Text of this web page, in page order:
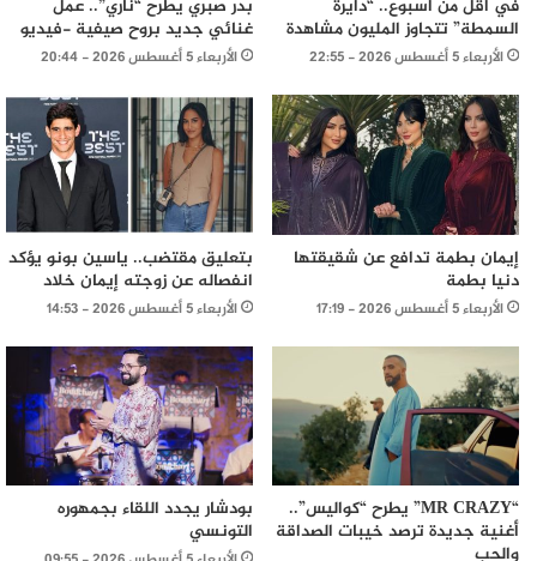
في أقل من أسبوع.. “دايرة
السمطة” تتجاوز المليون مشاهدة
الأربعاء 5 أغسطس 2026 - 22:55
بدر صبري يطرح “ناري”.. عمل
غنائي جديد بروح صيفية -فيديو
الأربعاء 5 أغسطس 2026 - 20:44
إيمان بطمة تدافع عن شقيقتها
دنيا بطمة
الأربعاء 5 أغسطس 2026 - 17:19
بتعليق مقتضب.. ياسين بونو يؤكد
انفصاله عن زوجته إيمان خلاد
الأربعاء 5 أغسطس 2026 - 14:53
“MR CRAZY” يطرح “كواليس”..
أغنية جديدة ترصد خيبات الصداقة
والحب
بودشار يجدد اللقاء بجمهوره
التونسي